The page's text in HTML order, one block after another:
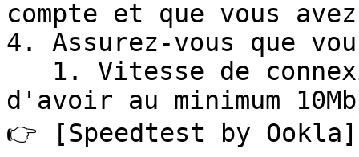
compte et que vous
4. Assurez-vous que
d'avoir au minimum
👉 [Speedtest by Ookla]